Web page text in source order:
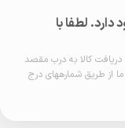
لطفا با
دریافت کالا به درب مقصد
از طریق شمارههای درج